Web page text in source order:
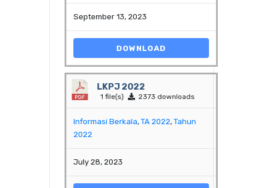
September 13, 2023
DOWNLOAD
LKPJ 2022
1 file(s) 2373 downloads
Informasi Berkala, TA 2022, Tahun
2022
July 28, 2023